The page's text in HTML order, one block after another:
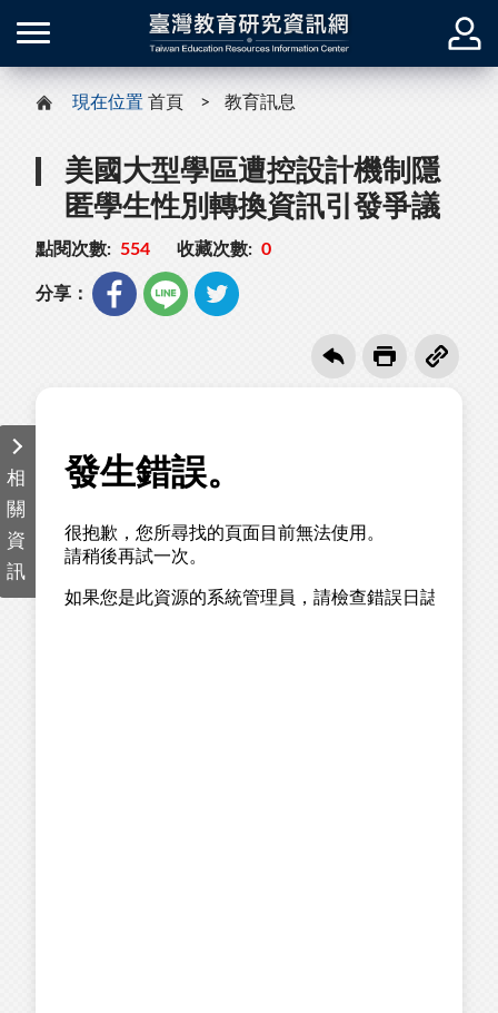
現在位置 首頁 教育訊息
美國大型學區遭控設計機制隱
匿學生性別轉換資訊引發爭議
點閱次數: 554 收藏次數: 0
分享：
相
關
資
訊